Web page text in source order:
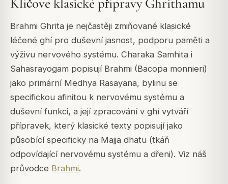
Klíčové klasické přípravy Ghrithamu
Brahmi Ghrita je nejčastěji zmiňované klasické
léčené ghí pro duševní jasnost, podporu paměti a
výživu nervového systému. Charaka Samhita i
Sahasrayogam popisují Brahmi (Bacopa monnieri)
jako primární Medhya Rasayana, bylinu se
specifickou afinitou k nervovému systému a
duševní funkci, a její zpracování v ghí vytváří
přípravek, který klasické texty popisují jako
působící specificky na Majja dhatu (tkáň
odpovídající nervovému systému a dřeni). Viz náš
průvodce Brahmi.